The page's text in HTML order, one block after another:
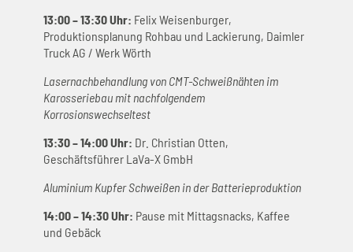
13:00 – 13:30 Uhr: Felix Weisenburger,
Produktionsplanung Rohbau und Lackierung, Daimler
Truck AG / Werk Wörth
Lasernachbehandlung von CMT-Schweißnähten im
Karosseriebau mit nachfolgendem
Korrosionswechseltest
13:30 – 14:00 Uhr: Dr. Christian Otten,
Geschäftsführer LaVa-X GmbH
Aluminium Kupfer Schweißen in der Batterieproduktion
14:00 – 14:30 Uhr: Pause mit Mittagsnacks, Kaffee
und Gebäck